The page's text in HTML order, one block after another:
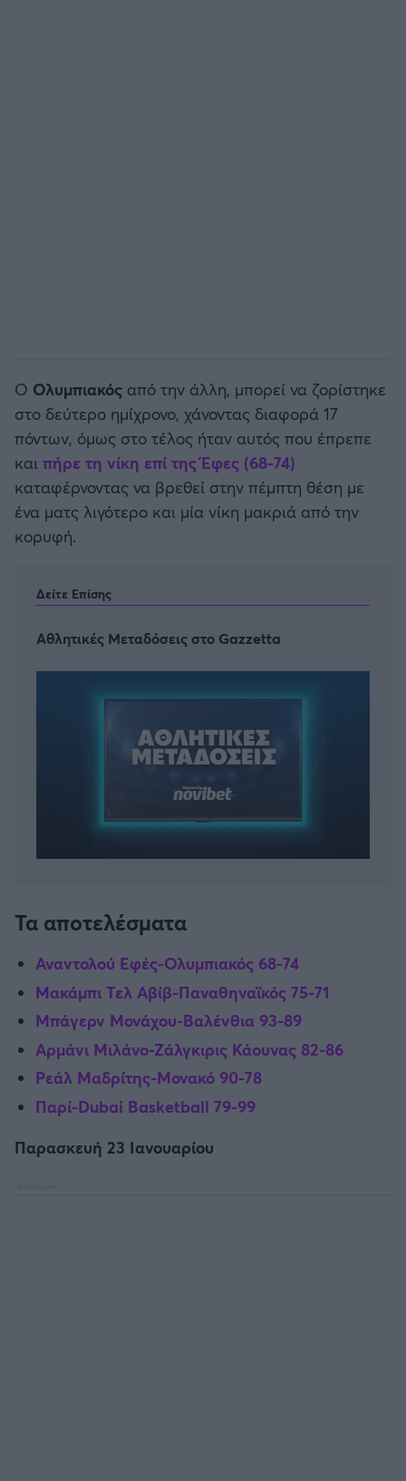
O Ολυμπιακός από την άλλη, μπορεί να ζορίστηκε
στο δεύτερο ημίχρονο, χάνοντας διαφορά 17
πόντων, όμως στο τέλος ήταν αυτός που έπρεπε
και πήρε τη νίκη επί της Έφες (68-74)
καταφέρνοντας να βρεθεί στην πέμπτη θέση με
ένα ματς λιγότερο και μία νίκη μακριά από την
κορυφή.
Δείτε Επίσης
Αθλητικές Μεταδόσεις στο Gazzetta
Τα αποτελέσματα
Αναντολού Εφές-Ολυμπιακός 68-74
Μακάμπι Τελ Αβίβ-Παναθηναϊκός 75-71
Μπάγερν Μονάχου-Βαλένθια 93-89
Αρμάνι Μιλάνο-Ζάλγκιρις Κάουνας 82-86
Ρεάλ Μαδρίτης-Μονακό 90-78
Παρί-Dubai Basketball 79-99
Παρασκευή 23 Ιανουαρίου